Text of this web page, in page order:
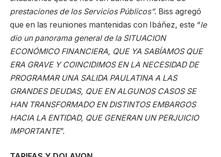
prestaciones de los Servicios Públicos”. Biss agregó
que en las reuniones mantenidas con Ibáñez, este “le
dio un panorama general de la SITUACION
ECONÓMICO FINANCIERA, QUE YA SABÍAMOS QUE
ERA GRAVE Y COINCIDIMOS EN LA NECESIDAD DE
PROGRAMAR UNA SALIDA PAULATINA A LAS
GRANDES DEUDAS, QUE EN ALGUNOS CASOS SE
HAN TRANSFORMADO EN DISTINTOS EMBARGOS
HACIA LA ENTIDAD, QUE GENERAN UN PERJUICIO
IMPORTANTE”.